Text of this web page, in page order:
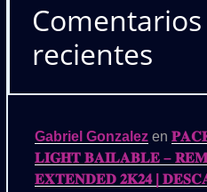
Comentarios
recientes
Gabriel Gonzalez en
𝐋𝐈𝐆𝐇𝐓 𝐁𝐀𝐈𝐋𝐀𝐁𝐋𝐄 –
𝐄𝐗𝐓𝐄𝐍𝐃𝐄𝐃 𝟐𝐊𝟐𝟒 |